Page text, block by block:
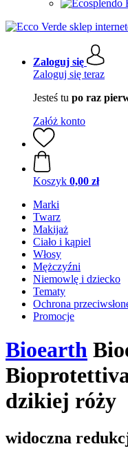
Zaloguj się
Zaloguj się teraz
Jesteś tu po raz
Załóż konto
Koszyk 0,00 zł
Marki
Twarz
Makijaż
Ciało i kąpiel
Włosy
Mężczyźni
Niemowlę i dziecko
Tematy
Ochrona
Promocje
Bioearth
dzikiej róży
widoczna